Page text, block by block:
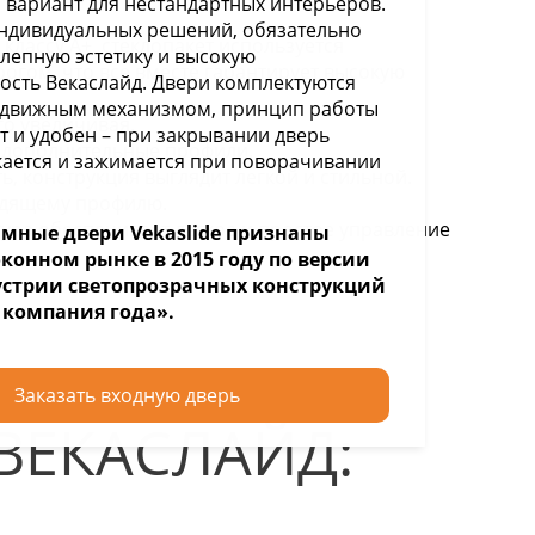
решений, обязательно
эстетику и высокую
Векаслайд. Двери комплектуются
механизмом, принцип работы
и удобен – при закрывании дверь
и зажимается при поворачивании
двери Vekaslide признаны
рынке в 2015 году по версии
светопрозрачных конструкций
года».
Заказать входную дверь
А+, стеклопакет используется
что все вместе гарантирует высокую
увеличивая.
дополнительные профили.
конструкция выглядит легкой и стильной.
профилю.
обеспечивает легкое и простое управление